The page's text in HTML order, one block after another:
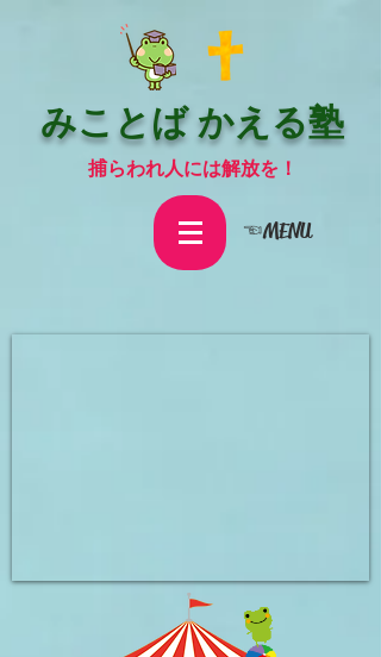
みことば かえる塾
捕らわれ人には解放を！
☜MENU